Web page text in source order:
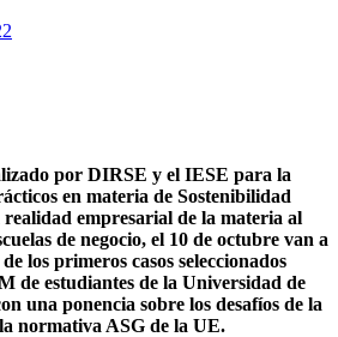
por DIRSE y el IESE para la
en materia de Sostenibilidad
realidad empresarial de la materia al
de negocio, el 10 de octubre van a
los primeros casos seleccionados
de estudiantes de la Universidad de
una ponencia sobre los desafíos de la
normativa ASG de la UE.